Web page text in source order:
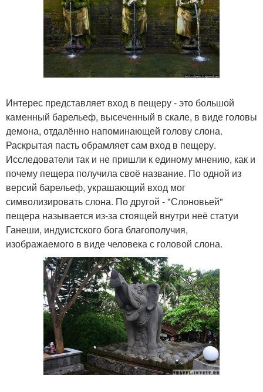
Интерес представляет вход в пещеру - это большой
каменный барельеф, высеченный в скале, в виде головы
демона, отдалённо напоминающей голову слона.
Раскрытая пасть обрамляет сам вход в пещеру.
Исследователи так и не пришли к единому мнению, как и
почему пещера получила своё название. По одной из
версий барельеф, украшающий вход мог
символизировать слона. По другой - "Слоновьей"
пещера называется из-за стоящей внутри неё статуи
Ганеши, индуистского бога благополучия,
изображаемого в виде человека с головой слона.